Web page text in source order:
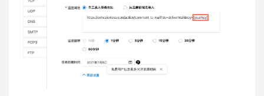
点击左上角的创建任务
然后填入
还有 监控域名
监控域名就是插件里的 https://你的域
名/action/comment-to-mail?